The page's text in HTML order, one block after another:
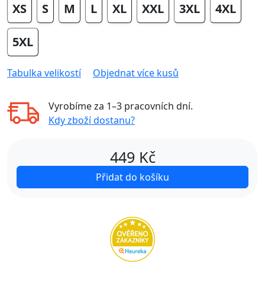
XS S M L XL XXL 3XL 4XL
5XL
Tabulka velikostí Objednat více kusů
Vyrobíme za 1–3 pracovních dní.
Kdy zboží dostanu?
449 Kč
Přidat do košíku